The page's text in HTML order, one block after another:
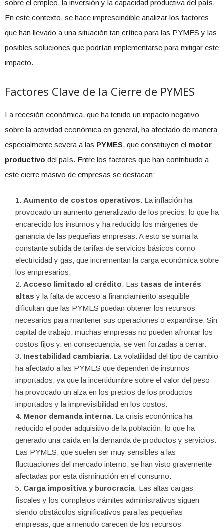
sobre el empleo, la inversión y la capacidad productiva del país.
En este contexto, se hace imprescindible analizar los factores
que han llevado a una situación tan crítica para las PYMES y las
posibles soluciones que podrían implementarse para mitigar este
impacto.
Factores Clave de la Cierre de PYMES
La recesión económica, que ha tenido un impacto negativo
sobre la actividad económica en general, ha afectado de manera
especialmente severa a las PYMES, que constituyen el motor
productivo del país. Entre los factores que han contribuido a
este cierre masivo de empresas se destacan:
Aumento de costos operativos: La inflación ha
provocado un aumento generalizado de los precios, lo que ha
encarecido los insumos y ha reducido los márgenes de
ganancia de las pequeñas empresas. A esto se suma la
constante subida de tarifas de servicios básicos como
electricidad y gas, que incrementan la carga económica sobre
los empresarios.
Acceso limitado al crédito: Las tasas de interés
altas y la falta de acceso a financiamiento asequible
dificultan que las PYMES puedan obtener los recursos
necesarios para mantener sus operaciones o expandirse. Sin
capital de trabajo, muchas empresas no pueden afrontar los
costos fijos y, en consecuencia, se ven forzadas a cerrar.
Inestabilidad cambiaria: La volatilidad del tipo de cambio
ha afectado a las PYMES que dependen de insumos
importados, ya que la incertidumbre sobre el valor del peso
ha provocado un alza en los precios de los productos
importados y la imprevisibilidad en los costos.
Menor demanda interna: La crisis económica ha
reducido el poder adquisitivo de la población, lo que ha
generado una caída en la demanda de productos y servicios.
Las PYMES, que suelen ser muy sensibles a las
fluctuaciones del mercado interno, se han visto gravemente
afectadas por esta disminución en el consumo.
Carga impositiva y burocracia: Las altas cargas
fiscales y los complejos trámites administrativos siguen
siendo obstáculos significativos para las pequeñas
empresas, que a menudo carecen de los recursos